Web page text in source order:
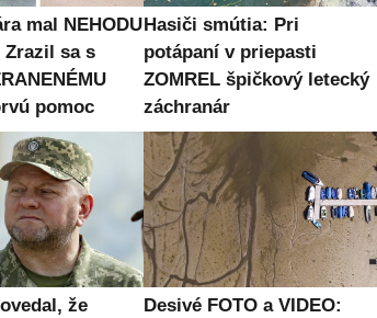
mal NEHODU
sa s
pomoc
Hasiči smútia: Pri
potápaní v priepasti
ZOMREL špičkový letecký
záchranár
že
Desivé FOTO a VIDEO: